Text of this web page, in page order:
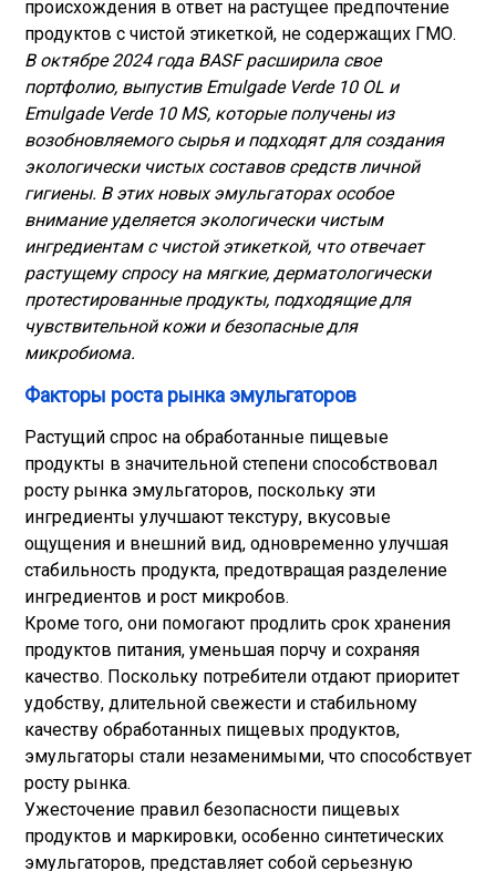
происхождения в ответ на растущее предпочтение
продуктов с чистой этикеткой, не содержащих ГМО.
В октябре 2024 года BASF расширила свое
портфолио, выпустив Emulgade Verde 10 OL и
Emulgade Verde 10 MS, которые получены из
возобновляемого сырья и подходят для создания
экологически чистых составов средств личной
гигиены. В этих новых эмульгаторах особое
внимание уделяется экологически чистым
ингредиентам с чистой этикеткой, что отвечает
растущему спросу на мягкие, дерматологически
протестированные продукты, подходящие для
чувствительной кожи и безопасные для
микробиома.
Факторы роста рынка эмульгаторов
Растущий спрос на обработанные пищевые
продукты в значительной степени способствовал
росту рынка эмульгаторов, поскольку эти
ингредиенты улучшают текстуру, вкусовые
ощущения и внешний вид, одновременно улучшая
стабильность продукта, предотвращая разделение
ингредиентов и рост микробов.
Кроме того, они помогают продлить срок хранения
продуктов питания, уменьшая порчу и сохраняя
качество. Поскольку потребители отдают приоритет
удобству, длительной свежести и стабильному
качеству обработанных пищевых продуктов,
эмульгаторы стали незаменимыми, что способствует
росту рынка.
Ужесточение правил безопасности пищевых
продуктов и маркировки, особенно синтетических
эмульгаторов, представляет собой серьезную